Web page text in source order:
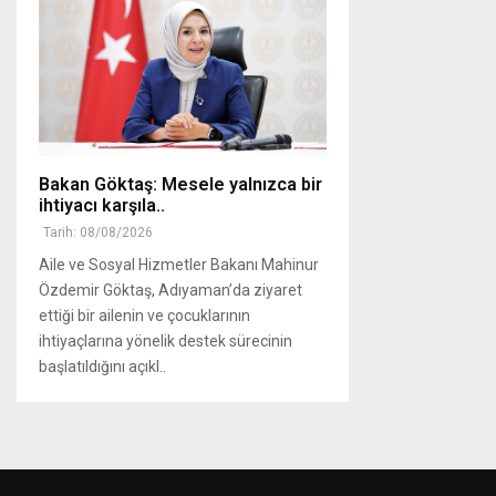
Bakan Göktaş: Mesele yalnızca bir
ihtiyacı karşıla..
Tarih: 08/08/2026
Aile ve Sosyal Hizmetler Bakanı Mahinur
Özdemir Göktaş, Adıyaman’da ziyaret
ettiği bir ailenin ve çocuklarının
ihtiyaçlarına yönelik destek sürecinin
başlatıldığını açıkl..